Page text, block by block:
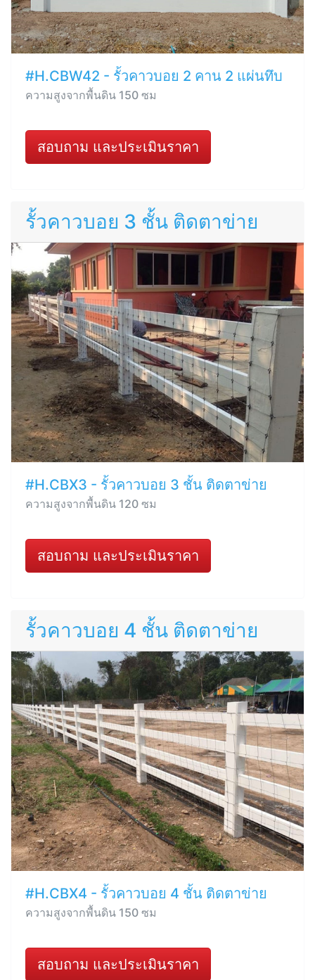
#H.CBW42 - รั้วคาวบอย 2 คาน 2 แผ่นทึบ
ความสูงจากพื้นดิน 150 ซม
สอบถาม และประเมินราคา
รั้วคาวบอย 3 ชั้น ติดตาข่าย
#H.CBX3 - รั้วคาวบอย 3 ชั้น ติดตาข่าย
ความสูงจากพื้นดิน 120 ซม
สอบถาม และประเมินราคา
รั้วคาวบอย 4 ชั้น ติดตาข่าย
#H.CBX4 - รั้วคาวบอย 4 ชั้น ติดตาข่าย
ความสูงจากพื้นดิน 150 ซม
สอบถาม และประเมินราคา